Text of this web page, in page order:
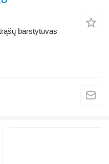
barstytuvas